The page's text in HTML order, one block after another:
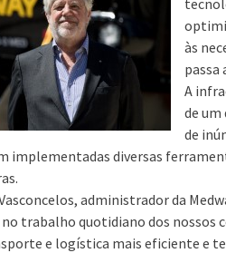
às
passa
A
de um
de
implementadas diversas
administrador da
trabalho quotidiano dos nossos
e logística mais eficiente e